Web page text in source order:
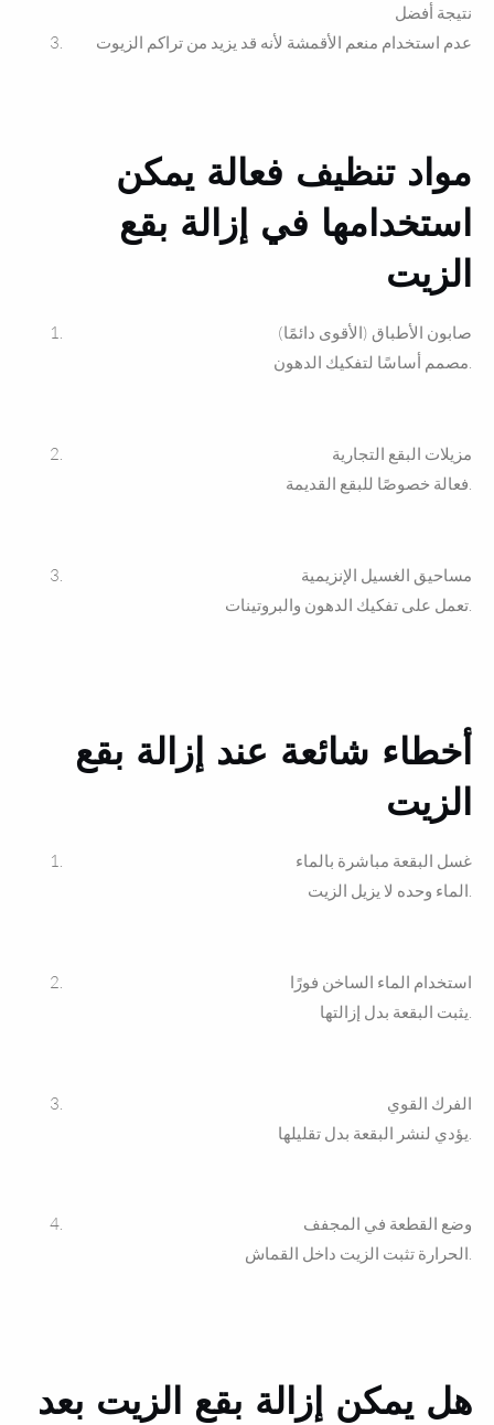
نتيجة أفضل
عدم استخدام منعم الأقمشة لأنه قد يزيد من تراكم الزيوت
مواد تنظيف فعالة يمكن
استخدامها في إزالة بقع
الزيت
صابون الأطباق (الأقوى دائمًا)
مصمم أساسًا لتفكيك الدهون.
مزيلات البقع التجارية
فعالة خصوصًا للبقع القديمة.
مساحيق الغسيل الإنزيمية
تعمل على تفكيك الدهون والبروتينات.
أخطاء شائعة عند إزالة بقع
الزيت
غسل البقعة مباشرة بالماء
الماء وحده لا يزيل الزيت.
استخدام الماء الساخن فورًا
يثبت البقعة بدل إزالتها.
الفرك القوي
وضع القطعة في المجفف
الحرارة تثبت الزيت داخل القماش.
هل يمكن إزالة بقع الزيت بعد